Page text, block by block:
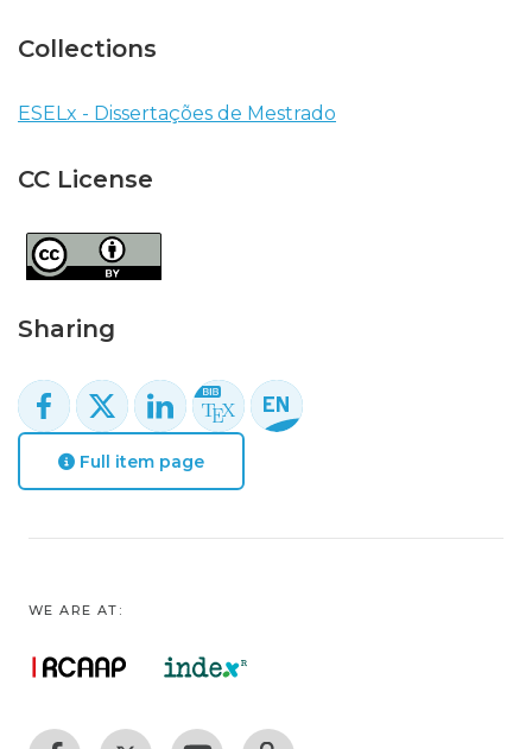
Collections
ESELx - Dissertações de Mestrado
CC License
Sharing
Full item page
WE ARE AT: